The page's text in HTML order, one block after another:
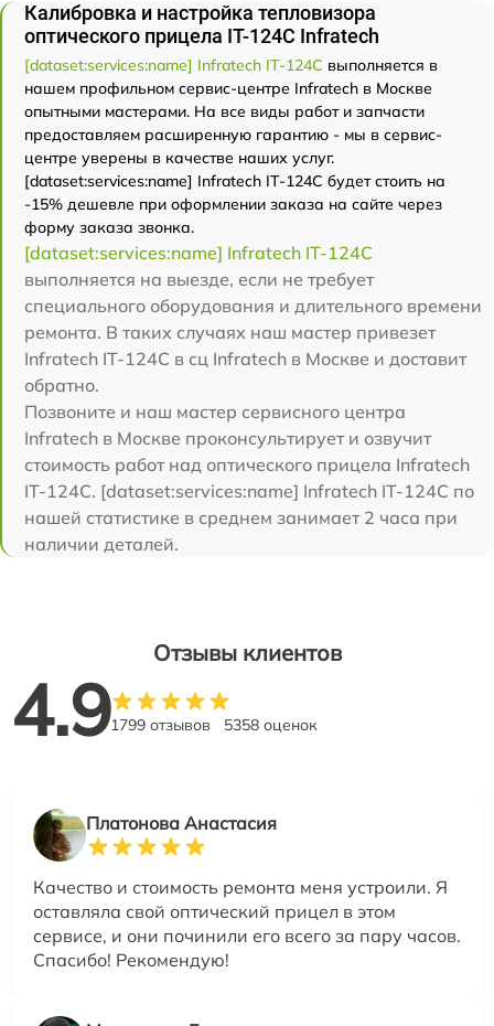
Калибровка и настройка тепловизора
оптического прицела IT-124C Infratech
[dataset:services:name] Infratech IT-124C выполняется в
нашем профильном сервис-центре Infratech в Москве
опытными мастерами. На все виды работ и запчасти
предоставляем расширенную гарантию - мы в сервис-
центре уверены в качестве наших услуг.
[dataset:services:name] Infratech IT-124C будет стоить на
-15% дешевле при оформлении заказа на сайте через
форму заказа звонка.
[dataset:services:name] Infratech IT-124C
выполняется на выезде, если не требует
специального оборудования и длительного времени
ремонта. В таких случаях наш мастер привезет
Infratech IT-124C в сц Infratech в Москве и доставит
обратно.
Позвоните и наш мастер сервисного центра
Infratech в Москве проконсультирует и озвучит
стоимость работ над оптического прицела Infratech
IT-124C. [dataset:services:name] Infratech IT-124C по
нашей статистике в среднем занимает 2 часа при
наличии деталей.
Отзывы клиентов
4.91799 отзывов 5358 оценок
Платонова Анастасия
Качество и стоимость ремонта меня устроили. Я
оставляла свой оптический прицел в этом
сервисе, и они починили его всего за пару часов.
Спасибо! Рекомендую!